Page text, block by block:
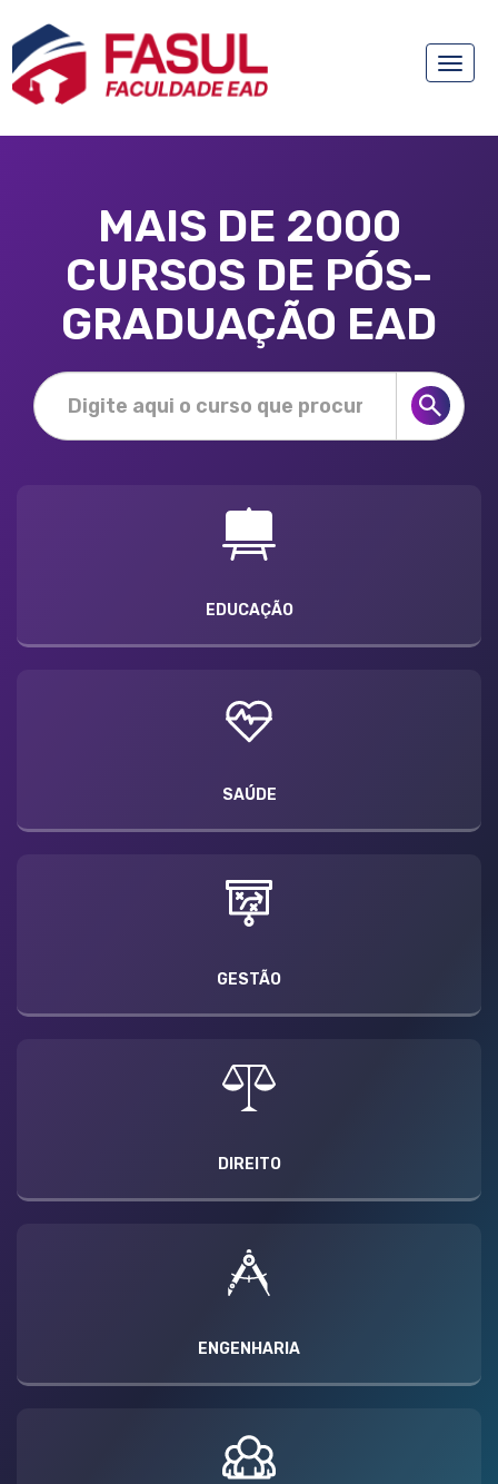
Toggle
MAIS DE 2000
CURSOS DE PÓS-
GRADUAÇÃO EAD
EDUCAÇÃO
SAÚDE
GESTÃO
DIREITO
ENGENHARIA